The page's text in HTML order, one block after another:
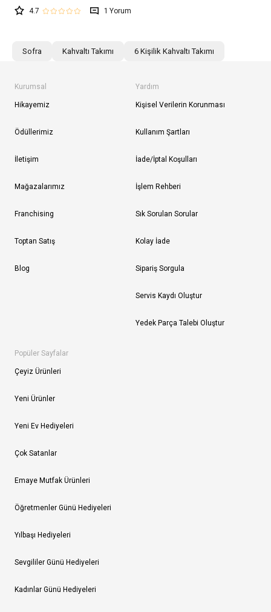
4.7 1
Sofra Kahvaltı Takımı 6 Kişilik Kahvaltı Takımı
Kurumsal
Hikayemiz
Ödüllerimiz
İletişim
Mağazalarımız
Franchising
Toptan Satış
Blog
Yardım
Kişisel Verilerin Korunması
Kullanım Şartları
İade/İptal Koşulları
İşlem Rehberi
Sık Sorulan Sorular
Kolay İade
Sipariş Sorgula
Servis Kaydı Oluştur
Yedek Parça Talebi Oluştur
Popüler Sayfalar
Çeyiz Ürünleri
Yeni Ürünler
Yeni Ev Hediyeleri
Çok Satanlar
Emaye Mutfak Ürünleri
Öğretmenler Günü Hediyeleri
Yılbaşı Hediyeleri
Sevgililer Günü Hediyeleri
Kadınlar Günü Hediyeleri